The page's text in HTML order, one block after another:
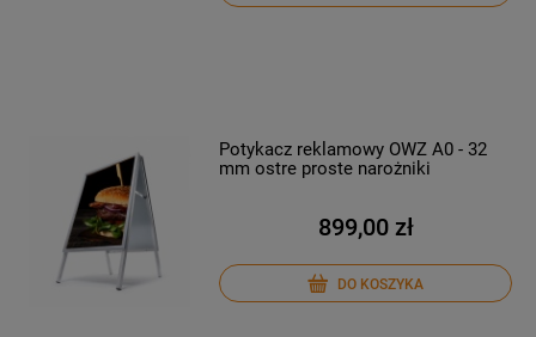
Potykacz reklamowy OWZ A0 - 32
mm ostre proste narożniki
899,00 zł
DO KOSZYKA